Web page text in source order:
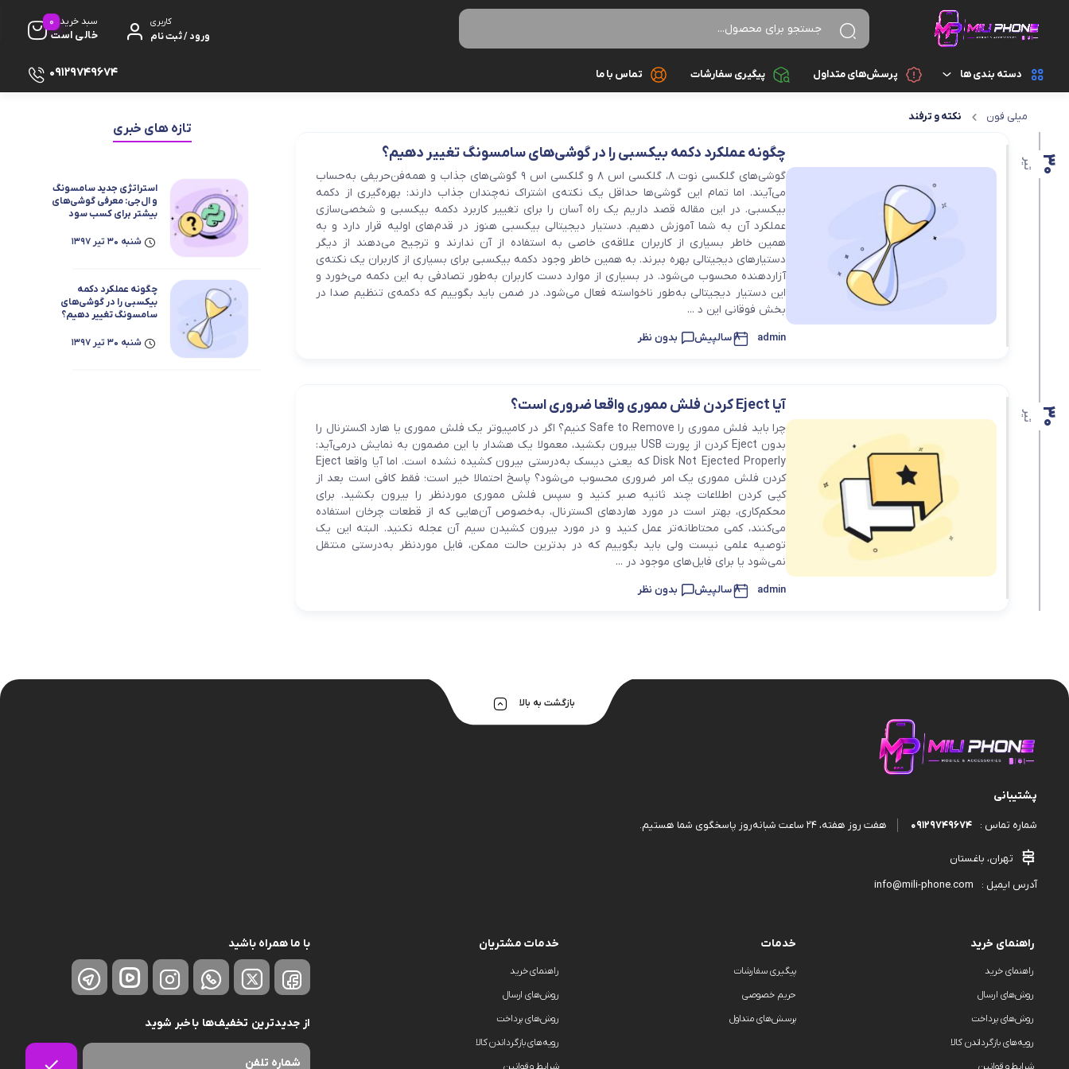
کاربری
ورود / ثبت نام
سبد خرید
خالی است
0
دسته بندی ها
تجهیزات جانبی
ایرپاد
پاور بانک
تبدیل و رابط
سایر تجهیزات جانبی
شارژ و آداپتور
کیف و کاور
گلس و محافظ صفحه
مونوپاد و سه پایه
میکروفون
تجهیزات جانبی کامپیوتر و ذخیره سازی
پرسش‌های متداول پیگیری سفارشات تماس با ما 09129749674
میلی فون نکته و ترفند
30 تیر
چگونه عملکرد دکمه بیکسبی را در گوشی‌های سامسونگ تغییر دهیم؟
گوشی‌های گلکسی نوت ۸، گلکسی اس ۸ و گلکسی اس ۹ گوشی‌های جذاب و همه‌فن‌حریفی به‌حساب
می‌آیند. اما تمام این گوشی‌ها حداقل یک نکته‌ی اشتراک نه‌چندان جذاب دارند: بهره‌گیری از دکمه
بیکسبی. در این مقاله قصد داریم یک راه آسان را برای تغییر کاربرد دکمه بیکسبی و شخصی‌سازی
عملکرد آن به شما آموزش دهیم. دستیار دیجیتالی بیکسبی هنوز در قدم‌های اولیه قرار دارد و به
همین خاطر بسیاری از کاربران علاقه‌ی خاصی به استفاده از آن ندارند و ترجیح می‌دهند از دیگر
دستیارهای دیجیتالی بهره ببرند. به همین خاطر وجود دکمه بیکسبی برای بسیاری از کاربران یک نکته‌ی
آزاردهنده محسوب می‌شود. در بسیاری از موارد دست کاربران به‌طور تصادفی به این دکمه می‌خورد و
این دستیار دیجیتالی به‌طور ناخواسته فعال می‌شود. در ضمن باید بگوییم که دکمه‌ی تنظیم صدا در
بخش فوقانی این د ...
admin 8 سالپیش بدون نظر
30 تیر
آیا Eject کردن فلش مموری واقعا ضروری است؟
چرا باید فلش مموری را Safe to Remove کنیم؟ اگر در کامپیوتر یک فلش مموری یا هارد اکسترنال را
بدون Eject کردن از پورت USB بیرون بکشید، معمولا یک هشدار با این مضمون به نمایش درمی‌آید:
Disk Not Ejected Properly که یعنی دیسک به‌درستی بیرون کشیده نشده است. اما آیا واقعا Eject
کردن فلش مموری یک امر ضروری محسوب می‌شود؟ پاسخ احتمالا خیر است؛ فقط کافی است بعد از
کپی کردن اطلاعات چند ثانیه صبر کنید و سپس فلش مموری موردنظر را بیرون بکشید. برای
محکم‌کاری، بهتر است در مورد هاردهای اکسترنال، به‌خصوص آن‌هایی که از قطعات چرخان استفاده
می‌کنند، کمی محتاطانه‌تر عمل کنید و در مورد بیرون کشیدن سیم آن عجله نکنید. البته این یک
توصیه علمی نیست ولی باید بگوییم که در بدترین حالت ممکن، فایل موردنظر به‌درستی منتقل
نمی‌شود یا برای فایل‌های موجود در ...
admin 8 سالپیش بدون نظر
تازه های خبری
استراتژی جدید سامسونگ
و ال‌جی: معرفی گوشی‌های
بیشتر برای کسب سود
شنبه 30 تیر 1397
چگونه عملکرد دکمه
بیکسبی را در گوشی‌های
سامسونگ تغییر دهیم؟
شنبه 30 تیر 1397
بازگشت به بالا
پشتیبانی
شماره تماس : 09129749674 هفت روز هفته، ۲۴ ساعت شبانه‌روز پاسخگوی شما هستیم.
تهران، باغستان
آدرس ایمیل :
info@mili-phone.com
راهنمای خرید
راهنمای خرید
روش‌های ارسال
روش‌های پرداخت
رویه‌های بازگرداندن کالا
خدمات
پیگیری سفارشات
حریم خصوصی
پرسش‌های متداول
خدمات مشتریان
راهنمای خرید
روش‌های ارسال
روش‌های پرداخت
رویه‌های بازگرداندن کالا
با ما همراه باشید
از جدیدترین تخفیف‌ها باخبر شوید